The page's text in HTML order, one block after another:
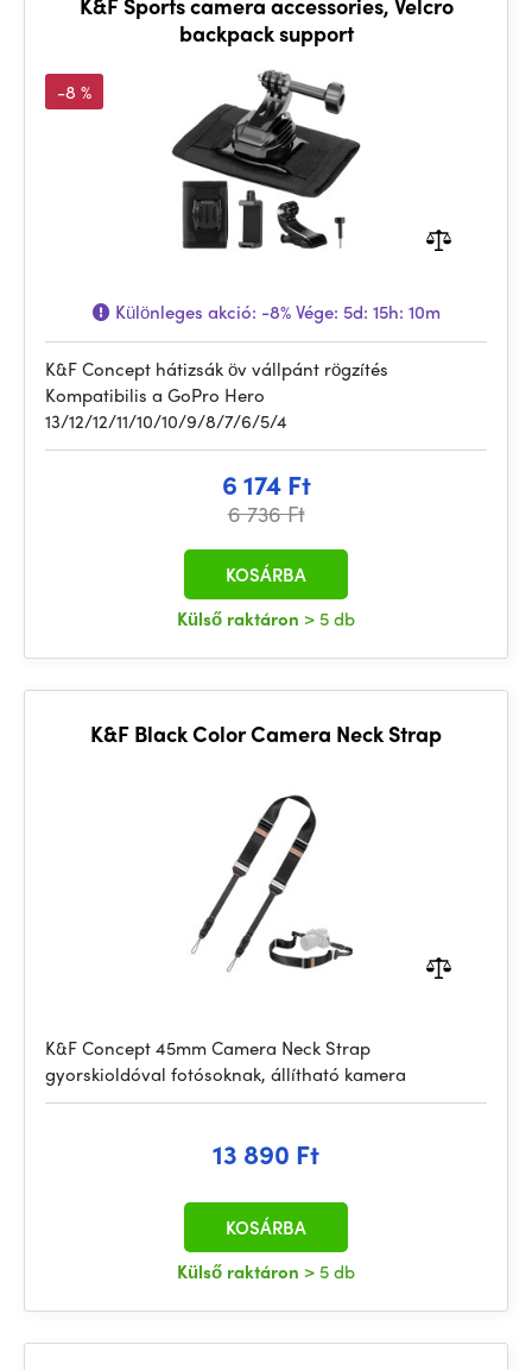
backpack support
-8 %
Különleges akció: -8%Vége: 5d: 15h: 10m
K&F Concept hátizsák öv vállpánt rögzítés
Kompatibilis a GoPro Hero
13/12/12/11/10/10/9/8/7/6/5/4
6 174 Ft
6 736 Ft
Külső raktáron > 5 db
KOSÁRBA
K&F Black Color Camera Neck Strap
K&F Concept 45mm Camera Neck Strap
gyorskioldóval fotósoknak, állítható kamera
13 890 Ft
Külső raktáron > 5 db
KOSÁRBA